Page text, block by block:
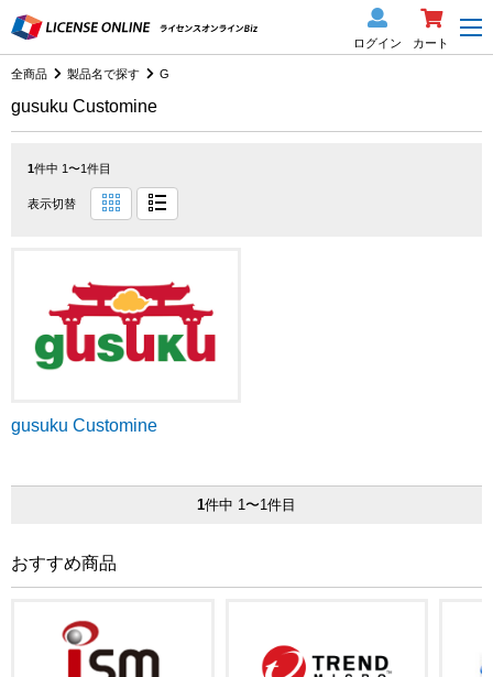
ログイン カート
全商品 製品名で探す G
gusuku Customine
1件中 1〜1件目
表示切替
gusuku Customine
1件中 1〜1件目
おすすめ商品